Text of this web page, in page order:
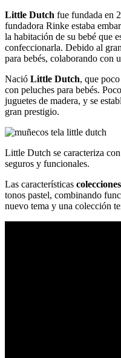
Little Dutch fue fundada en
fundadora Rinke estaba
la habitación de su bebé que
confeccionarla. Debido al
para bebés, colaborando con
Nació Little Dutch, que
con peluches para bebés.
juguetes de madera, y se
gran prestigio.
Little Dutch se caracteriza
seguros y funcionales.
Las características
tonos pastel, combinando
nuevo tema y una colección